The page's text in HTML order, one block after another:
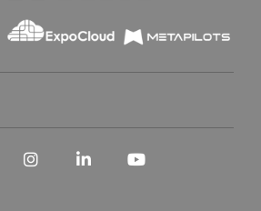
Instagram
LinkedIn